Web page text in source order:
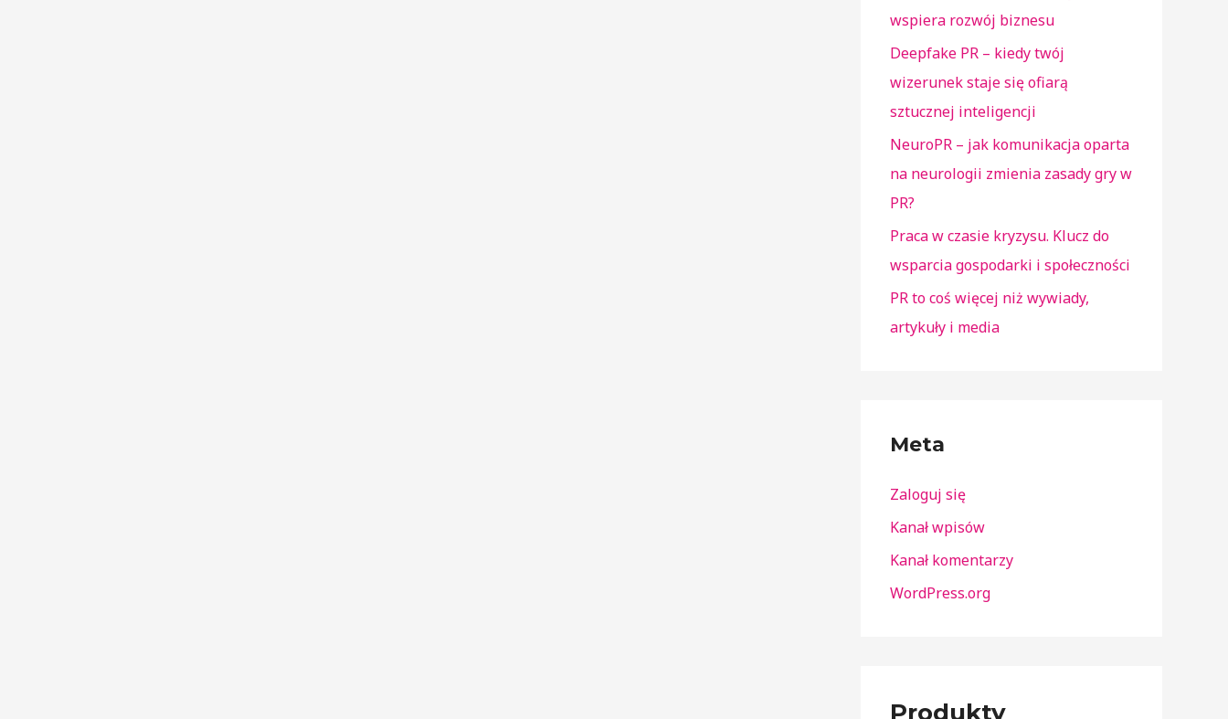
wspiera rozwój biznesu
Deepfake PR – kiedy twój
wizerunek staje się ofiarą
sztucznej inteligencji
NeuroPR – jak komunikacja oparta
na neurologii zmienia zasady gry w
PR?
Praca w czasie kryzysu. Klucz do
wsparcia gospodarki i społeczności
PR to coś więcej niż wywiady,
artykuły i media
Meta
Zaloguj się
Kanał wpisów
Kanał komentarzy
WordPress.org
Produkty